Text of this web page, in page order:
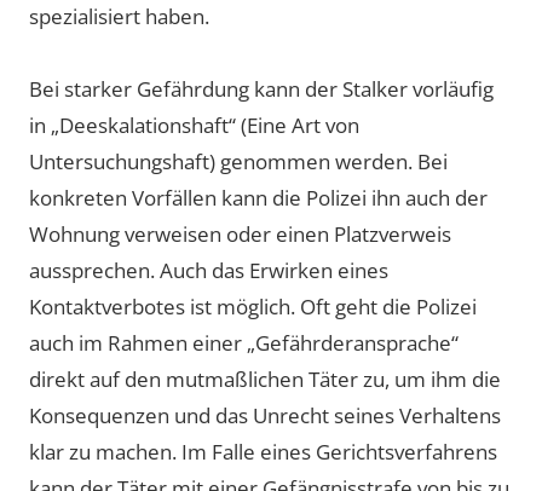
spezialisiert haben.
Bei starker Gefährdung kann der Stalker vorläufig
in „Deeskalationshaft“ (Eine Art von
Untersuchungshaft) genommen werden. Bei
konkreten Vorfällen kann die Polizei ihn auch der
Wohnung verweisen oder einen Platzverweis
aussprechen. Auch das Erwirken eines
Kontaktverbotes ist möglich. Oft geht die Polizei
auch im Rahmen einer „Gefährderansprache“
direkt auf den mutmaßlichen Täter zu, um ihm die
Konsequenzen und das Unrecht seines Verhaltens
klar zu machen. Im Falle eines Gerichtsverfahrens